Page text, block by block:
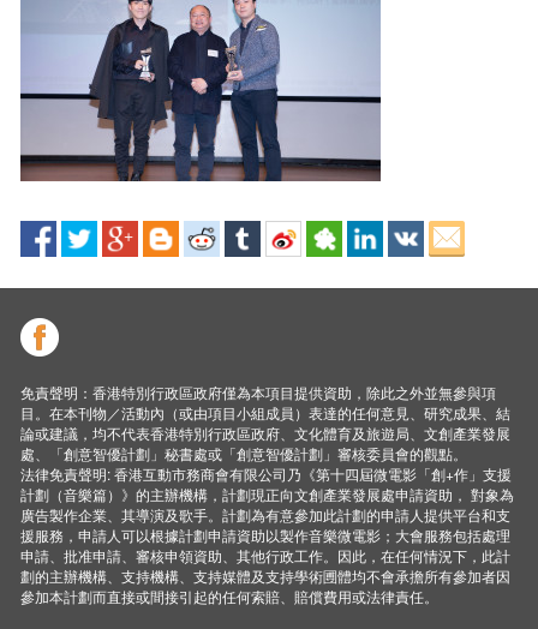
免責聲明：香港特別行政區政府僅為本項目提供資助，除此之外並無參與項
目。在本刊物／活動內（或由項目小組成員）表達的任何意見、研究成果、結
論或建議，均不代表香港特別行政區政府、文化體育及旅遊局、文創產業發展
處、「創意智優計劃」秘書處或「創意智優計劃」審核委員會的觀點。
法律免責聲明: 香港互動市務商會有限公司乃《第十四屆微電影「創+作」支援
計劃（音樂篇）》的主辦機構，計劃現正向文創產業發展處申請資助， 對象為
廣告製作企業、其導演及歌手。計劃為有意參加此計劃的申請人提供平台和支
援服務，申請人可以根據計劃申請資助以製作音樂微電影；大會服務包括處理
申請、批准申請、審核申領資助、其他行政工作。因此，在任何情況下，此計
劃的主辦機構、支持機構、支持媒體及支持學術圑體均不會承擔所有參加者因
參加本計劃而直接或間接引起的任何索賠、賠償費用或法律責任。